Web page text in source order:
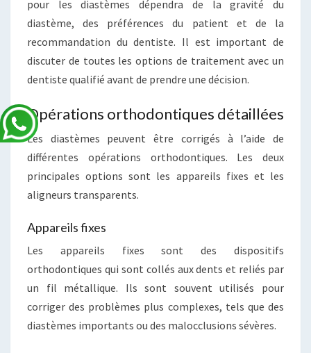
pour les diastèmes dépendra de la gravité du
diastème, des préférences du patient et de la
recommandation du dentiste. Il est important de
discuter de toutes les options de traitement avec un
dentiste qualifié avant de prendre une décision.
Opérations orthodontiques détaillées
Les diastèmes peuvent être corrigés à l’aide de
différentes opérations orthodontiques. Les deux
principales options sont les appareils fixes et les
aligneurs transparents.
Appareils fixes
Les appareils fixes sont des dispositifs
orthodontiques qui sont collés aux dents et reliés par
un fil métallique. Ils sont souvent utilisés pour
corriger des problèmes plus complexes, tels que des
diastèmes importants ou des malocclusions sévères.